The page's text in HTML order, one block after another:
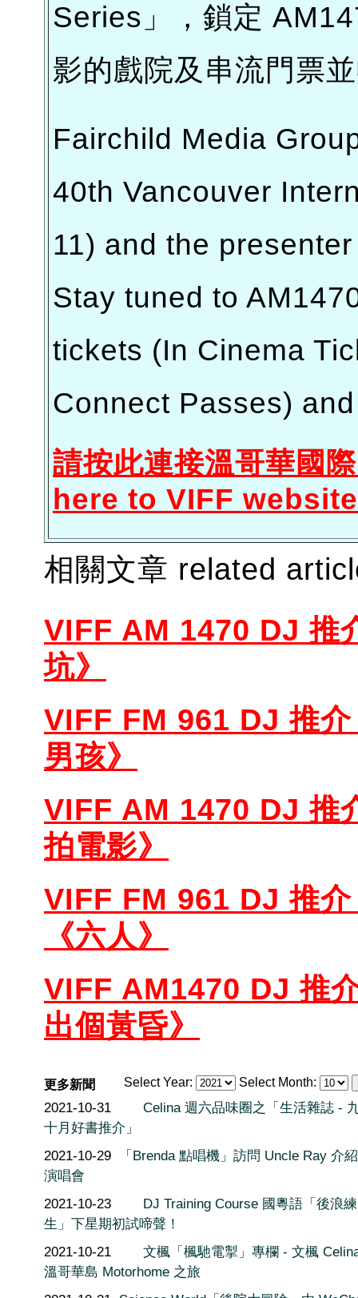
Series」，鎖定
影的戲院及串流門票
Fairchild Media
40th Vancouver
11) and the
Stay tuned to
tickets (In Cinema
Connect Passes)
請按此連接溫哥華國
here to VIFF website
相關文章 related
VIFF AM 1470 DJ 推
坑》
VIFF FM 961 DJ 推
男孩》
VIFF AM 1470 DJ 推
拍電影》
VIFF FM 961 DJ 推
《六人》
VIFF AM1470 DJ 推
出個黃昏》
Select Year: Select Month:
更多新聞
2021-10-31
Celina 週六品味圈之「生活雜誌 -
十月好書推介」
2021-10-29
「Brenda 點唱機」訪問 Uncle Ray 介
演唱會
2021-10-23
DJ Training Course 國粵語「後浪
生」下星期初試啼聲！
2021-10-21
文楓「楓馳電掣」專欄 - 文楓
溫哥華島 Motorhome 之旅